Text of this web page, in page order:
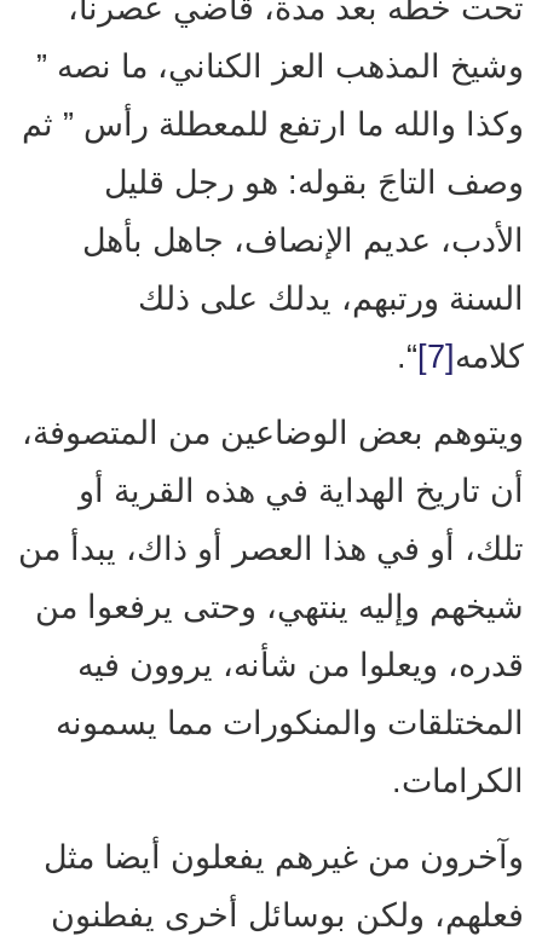
تحت خطه بعد مدة، قاضي عصرنا،
وشيخ المذهب العز الكناني، ما نصه ”
وكذا والله ما ارتفع للمعطلة رأس ” ثم
وصف التاجَ بقوله: هو رجل قليل
الأدب، عديم الإنصاف، جاهل بأهل
السنة ورتبهم، يدلك على ذلك
كلامه [7]
“.
ويتوهم بعض الوضاعين من المتصوفة،
أن تاريخ الهداية في هذه القرية أو
تلك، أو في هذا العصر أو ذاك، يبدأ من
شيخهم وإليه ينتهي، وحتى يرفعوا من
قدره، ويعلوا من شأنه، يروون فيه
المختلقات والمنكورات مما يسمونه
الكرامات.
وآخرون من غيرهم يفعلون أيضا مثل
فعلهم، ولكن بوسائل أخرى يفطنون